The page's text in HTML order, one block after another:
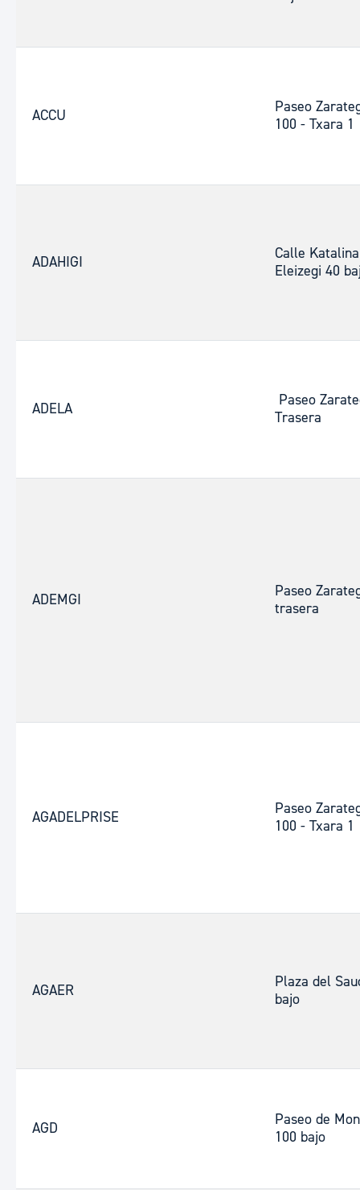
ACCU
Paseo
100 - Txara 1
ADAHIGI
Calle Katalina
Eleizegi 40
ADELA
Paseo
Trasera
ADEMGI
Paseo
trasera
AGADELPRISE
Paseo
100 - Txara 1
AGAER
Plaza del
bajo
AGD
Paseo de
100 bajo